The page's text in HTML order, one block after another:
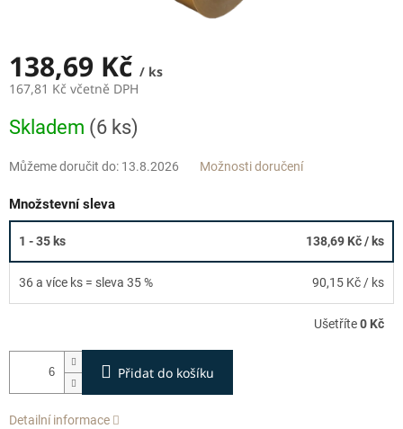
138,69 Kč / ks
167,81 Kč včetně DPH
cena:
Skladem (6 ks)
Můžeme doručit do: 13.8.2026 Možnosti doručení
Množstevní sleva
1 - 35 ks 138,69 Kč/ ks
36 a více ks = sleva 35 % 90,15 Kč / ks
Ušetříte0 Kč
Přidat do košíku
Detailní informace